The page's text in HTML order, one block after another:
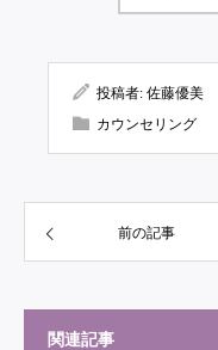
投稿者: 佐藤優美
カウンセリング
前の記事
関連記事